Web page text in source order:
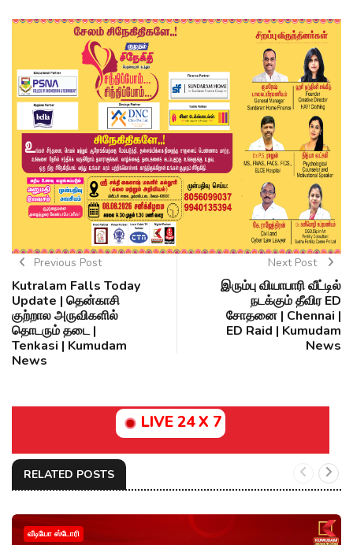
Previous Post
Kutralam Falls Today
Update | தென்காசி
குற்றால அருவிகளில்
தொடரும் தடை |
Tenkasi | Kumudam
News
Next Post
இரும்பு வியாபாரி வீட்டில்
நடக்கும் தீவிர ED
சோதனை | Chennai |
ED Raid | Kumudam
News
LIVE 24 X 7
RELATED POSTS
வீடியோ ஸ்டோரி